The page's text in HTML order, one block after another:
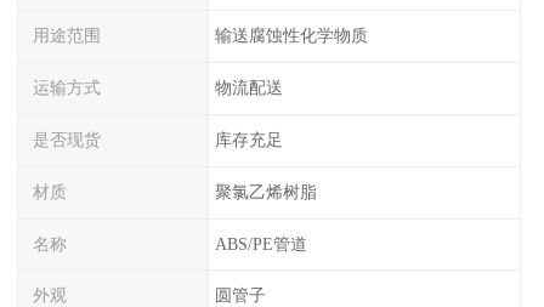
用途范围 输送腐蚀性化学物质
运输方式 物流配送
是否现货 库存充足
材质 聚氯乙烯树脂
名称 ABS/PE管道
外观 圆管子